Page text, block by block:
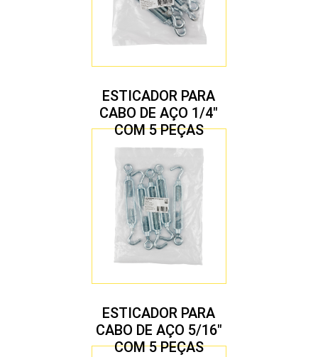
ESTICADOR PARA
CABO DE AÇO 1/4″
COM 5 PEÇAS
ESTICADOR PARA
CABO DE AÇO 5/16″
COM 5 PEÇAS